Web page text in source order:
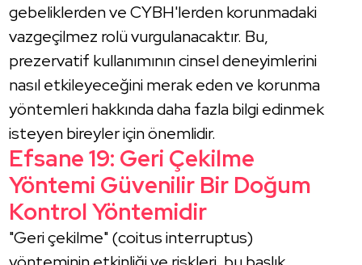
gebeliklerden ve CYBH'lerden korunmadaki
vazgeçilmez rolü vurgulanacaktır. Bu,
prezervatif kullanımının cinsel deneyimlerini
nasıl etkileyeceğini merak eden ve korunma
yöntemleri hakkında daha fazla bilgi edinmek
isteyen bireyler için önemlidir.
Efsane 19: Geri Çekilme
Yöntemi Güvenilir Bir Doğum
Kontrol Yöntemidir
"Geri çekilme" (coitus interruptus)